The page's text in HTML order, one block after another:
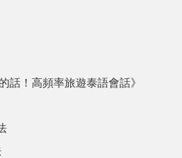
話！高頻率旅遊泰語會話》